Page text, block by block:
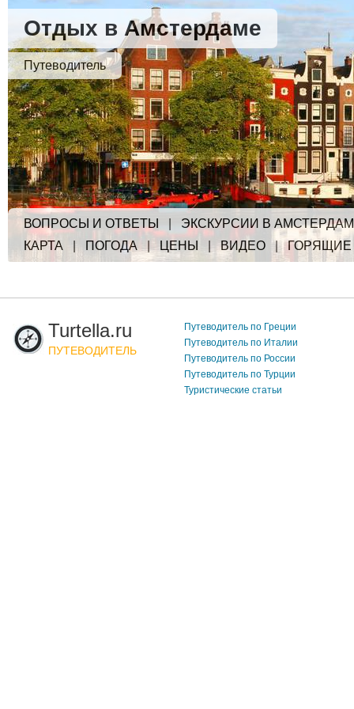
Отдых в Амстердаме
Путеводитель
ВОПРОСЫ И ОТВЕТЫ
ЭКСКУРСИИ В
КАРТА
ПОГОДА | ЦЕНЫ |ВИДЕО | ГОРЯЩИЕ
Turtella.ru
ПУТЕВОДИТЕЛЬ
Путеводитель по Греции
Путеводитель по Италии
Путеводитель по России
Путеводитель по Турции
Туристические статьи